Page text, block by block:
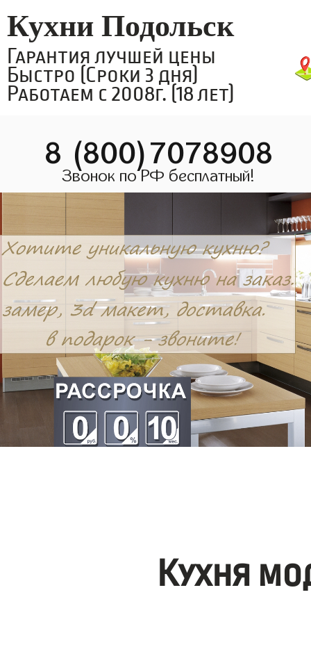
Кухни Подольск
Гарантия лучшей цены
Быстро (Сроки 3 дня)
Работаем с 2008г. (18 лет)
8 (800)7078908
Звонок по РФ бесплатный!
Кухня